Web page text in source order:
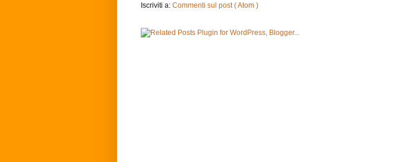
Iscriviti a: Commenti sul post ( Atom )